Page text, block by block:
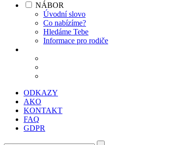
NÁBOR
Úvodní slovo
Co nabízíme?
Hledáme Tebe
Informace pro rodiče
ODKAZY
AKO
KONTAKT
FAQ
GDPR